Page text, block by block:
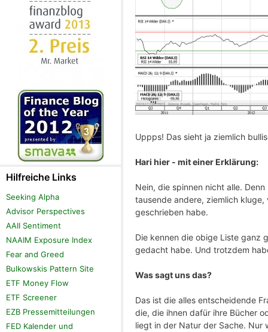
Uppps! Das sieht ja ziemlich
Hari hier - mit einer Erklärung:
Nein, die spinnen nicht alle.
tausende andere, ziemlich
geschrieben habe.
Die kennen die obige Liste ganz
gedacht habe. Und trotzdem
Was sagt uns das?
Das ist die alles entscheidende
die, die ihnen dafür ihre Bücher
liegt in der Natur der Sache. Nur
Hilfreiche Links
Seeking Alpha
Advisor Perspectives
AAII Sentiment
NAAIM Exposure Index
Fear and Greed
Bulkowskis Pattern Site
ETF Money Flow
ETF Screener
EZB Pressemitteilungen
FED Kalender und